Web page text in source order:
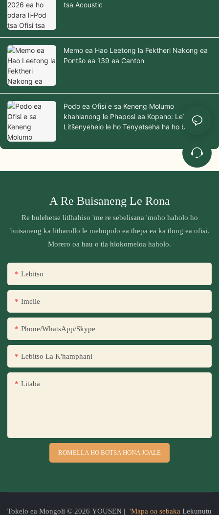
tsa Acoustic
Memo ea Hao Leetong la Fektheri Nakong ea
Pontšo ea 139 ea Canton
Podo ea Ofisi e sa Keneng Molumo
khahlanong le Phaposi ea Kopano: Lekunutu,
Litšenyehelo le ho Tenyetseha ha ho bapisoa
A Re Buisaneng Le Rona
Re bulehetse litlhahiso 'me re sebelisana 'moho haholo ho
buisaneng ka litharollo le mehopolo ea thepa ea ka tlung ea ofisi.
Morero oa hau o tla hlokomeloa haholo.
Lebitso
Imeile
Phone/WhatsApp/Skype
Lebitso La K'hamphani
Litaba
ROMELLA HO BOTSA HONA JOALE
Tokelo ea Mongoli © 2026 YOUSEN | 'Mapa oa sebaka Lekunutu